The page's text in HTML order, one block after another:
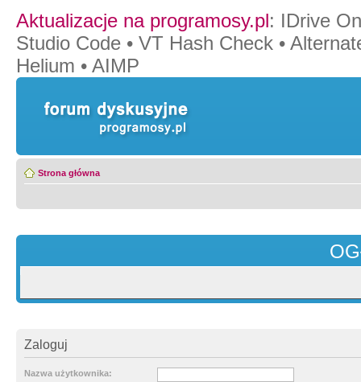
Aktualizacje na programosy.pl: IDrive
Studio Code • VT Hash Check •
Helium • AIMP
Strona główna
Zaloguj
Nazwa użytkownika: